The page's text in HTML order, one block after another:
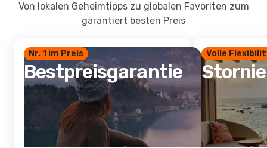
Von lokalen Geheimtipps zu globalen Favoriten zum
garantiert besten Preis
Nr. 1 im Preis
Bestpreisgarantie
Volle